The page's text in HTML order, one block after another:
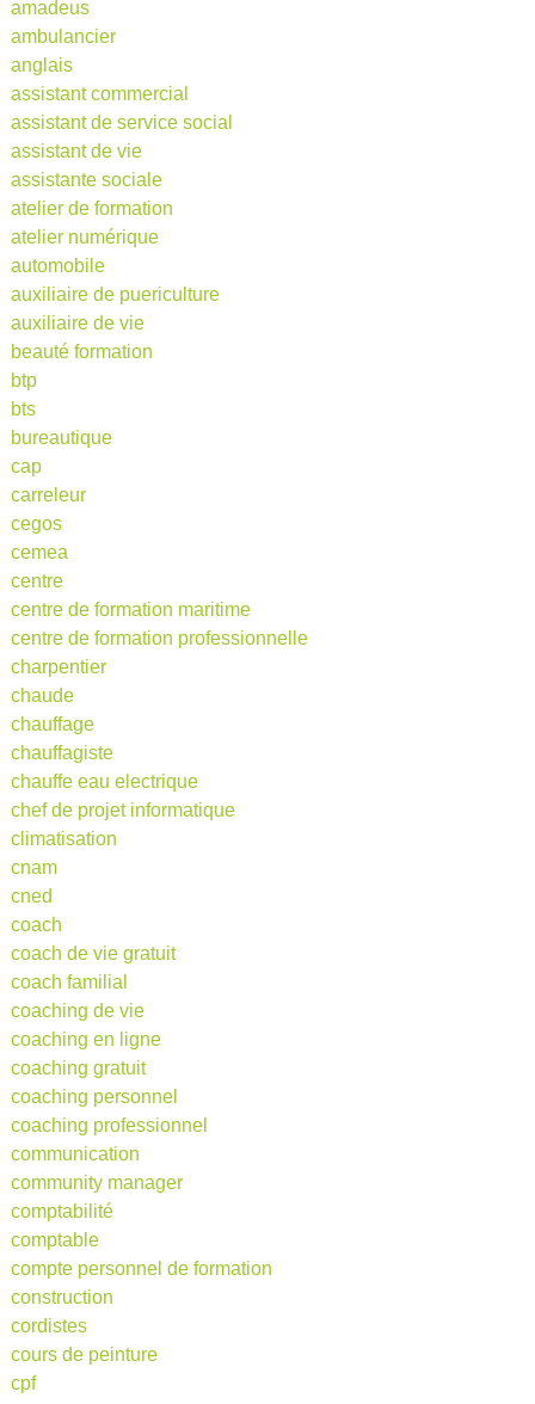
amadeus
ambulancier
anglais
assistant commercial
assistant de service social
assistant de vie
assistante sociale
atelier de formation
atelier numérique
automobile
auxiliaire de puericulture
auxiliaire de vie
beauté formation
btp
bts
bureautique
cap
carreleur
cegos
cemea
centre
centre de formation maritime
centre de formation professionnelle
charpentier
chaude
chauffage
chauffagiste
chauffe eau electrique
chef de projet informatique
climatisation
cnam
cned
coach
coach de vie gratuit
coach familial
coaching de vie
coaching en ligne
coaching gratuit
coaching personnel
coaching professionnel
communication
community manager
comptabilité
comptable
compte personnel de formation
construction
cordistes
cours de peinture
cpf